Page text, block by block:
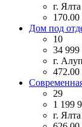
г. Ялта
170.00
Дом под
10
34 999
г.
472.00
29
1 199
г. Ялта